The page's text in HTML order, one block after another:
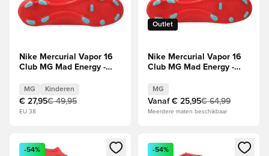
Nike Mercurial Vapor 16
Club MG Mad Energy -
MG Kinderen
€ 27,95€ 49,95
EU 38
Outlet
Nike Mercurial Vapor 16
Club MG Mad Energy -
MG
Vanaf € 25,95€ 64,99
Meerdere maten beschikbaar
Opent een venster om in te loggen of je aan te melden als
-54%
Opent een venster om in te
-54%